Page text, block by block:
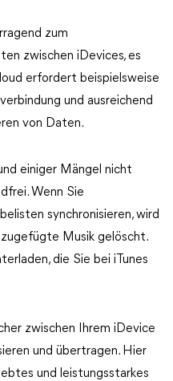
zum
zwischen iDevices, es
erfordert beispielsweise
und ausreichend
von Daten.
einiger Mängel nicht
Wenn Sie
synchronisieren, wird
Musik gelöscht.
die Sie bei iTunes
zwischen Ihrem iDevice
und übertragen. Hier
und leistungsstarkes